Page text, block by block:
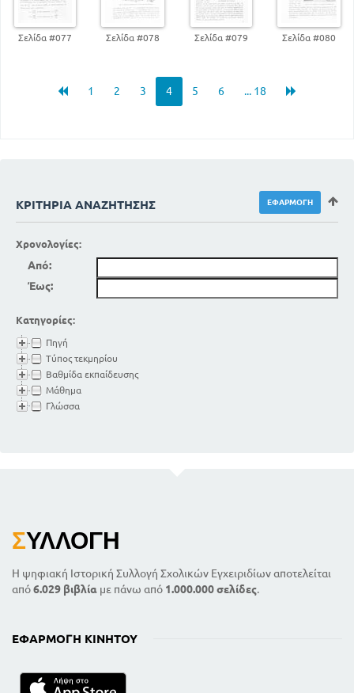
ΗΛΕΚΤΡΟΜΑΓΝΗΤΙΚΑ ΚΥΜΑΤΑ
261
ΑΣΥΡΜΑΤΟΣ ΤΗΛΕΠΙΚΟΙΝΩΝΙΑ
266
Σελίδα #077 Σελίδα #078 Σελίδα #079 Σελίδα #080
1 2 3 4 5 6 ... 18
ΚΡΙΤΉΡΙΑ ΑΝΑΖΉΤΗΣΗΣ
Χρονολογίες:
Από:
Έως:
Κατηγορίες:
Πηγή
Τύπος τεκμηρίου
Βαθμίδα εκπαίδευσης
Μάθημα
Γλώσσα
ΣΥΛΛΟΓΉ
Η ψηφιακή Ιστορική Συλλογή Σχολικών Εγχειριδίων αποτελείται
από6.029 βιβλία με πάνω από 1.000.000 σελίδες.
ΕΦΑΡΜΟΓΉ ΚΙΝΗΤΟΎ